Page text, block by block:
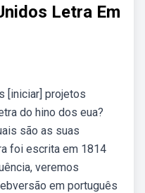
Letra Em
[iniciar] projetos
do hino dos eua?
são as suas
foi escrita em 1814
veremos
em português